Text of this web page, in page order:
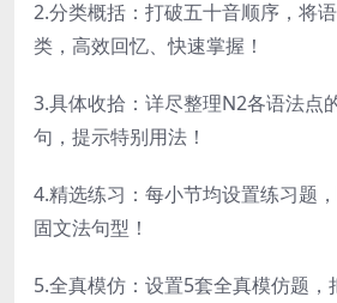
2.分类概括：打破五十音顺序，将
类，高效回忆、快速掌握！
3.具体收拾：详尽整理N2各语法点
句，提示特别用法！
4.精选练习：每小节均设置练习题
固文法句型！
5.全真模仿：设置5套全真模仿题，